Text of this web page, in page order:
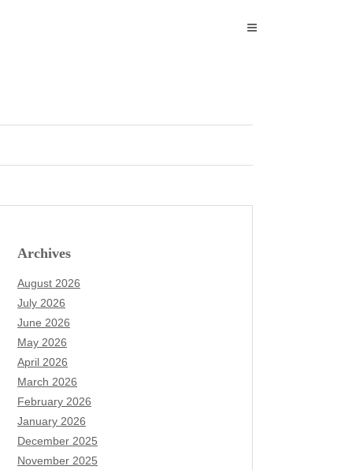
Archives
August 2026
July 2026
June 2026
May 2026
April 2026
March 2026
February 2026
January 2026
December 2025
November 2025